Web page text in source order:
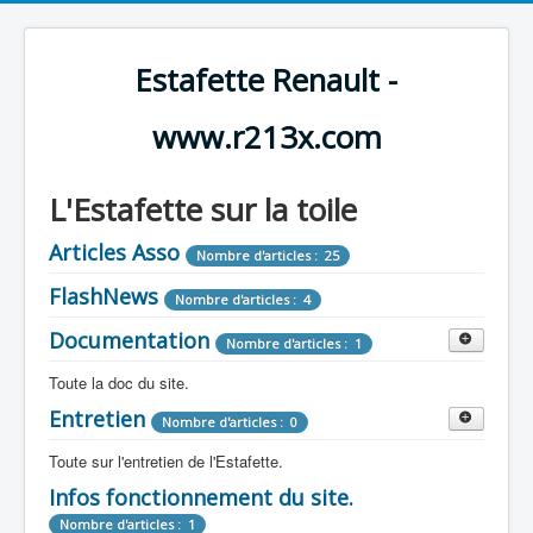
Estafette Renault -
www.r213x.com
L'Estafette sur la toile
Articles Asso Nombre d'articles : 25
FlashNews Nombre d'articles : 4
Documentation Nombre d'articles : 1
Toute la doc du site.
Revue de Presse Nombre d'articles : 9
Tous les articles que l'on a vu sur l'estafette !
Camping Car Nombre d'articles : 3
Entretien Nombre d'articles : 0
Toute sur l'entretien de l'Estafette.
Mécanique Nombre d'articles : 0
Infos fonctionnement du site.
Nombre d'articles : 1